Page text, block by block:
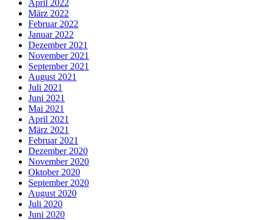
April 2022
März 2022
Februar 2022
Januar 2022
Dezember 2021
November 2021
September 2021
August 2021
Juli 2021
Juni 2021
Mai 2021
April 2021
März 2021
Februar 2021
Dezember 2020
November 2020
Oktober 2020
September 2020
August 2020
Juli 2020
Juni 2020